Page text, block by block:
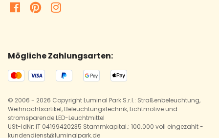
Mögliche Zahlungsarten:
© 2006 - 2026 Copyright Luminal Park S.r.l.: Straßenbeleuchtung,
Weihnachtsartikel, Beleuchtungstechnik, Lichtmotive und
stromsparende LED-Leuchtmittel
USt-IdNr: IT 04199420235 Stammkapital.: 100.000 voll eingezahlt -
kundendienst@luminalpark.de